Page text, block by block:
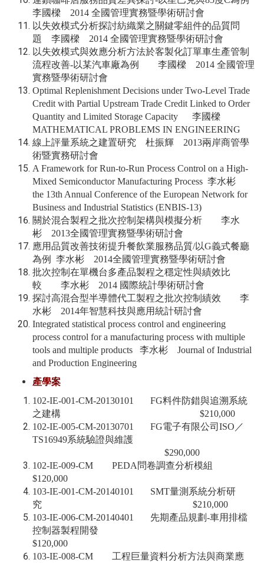
李國樑 2014 全國管理實務暨學術研討會
以失效模式分析探討紡織業之關鍵零組件的品質問
題 李國樑 2014 全國管理實務暨學術研討會
以失效模式與效應分析方法於客製化訂單車生產管制
流程改善-以某汽車廠為例 李國樑 2014 全國管理
實務暨學術研討會
Optimal Replenishment Decisions under Two-Level Trade
Credit with Partial Upstream Trade Credit Linked to Order
Quantity and Limited Storage Capacity 李國樑
MATHEMATICAL PROBLEMS IN ENGINEERING
線上評量系統之建置研究 杜振輝 2013兩岸商管學
術暨實務研討會
A Framework for Run-to-Run Process Control on a High-
Mixed Semiconductor Manufacturing Process 李水彬
the 13th Annual Conference of the European Network for
Business and Industrial Statistics (ENBIS-13)
關於混合製程之批次控制架構與模擬分析 李水
彬 2013全國管理實務暨學術研討會
應用品質改善技術提升餐飲業服務品質/以G義式餐廳
為例 李水彬 2014全國管理實務暨學術研討會
批次控制在單機台多產品製程之穩定性與績效比
較 李水彬 2014 國際統計學術研討會
探討高混合型半導體代工製程之批次控制績效 李
水彬 2014年智慧科技與應用統計研討會
Integrated statistical process control and engineering
process control for a manufacturing process with multiple
tools and multiple products 李水彬 Journal of Industrial
and Production Engineering
產學案
102-IE-001-CM-20130101 FG料件防錯與追溯系統
之建構 $210,000
102-IE-005-CM-20130701 FG電子有限公司ISO／
TS16949系統驗證與維護
$290,000
102-IE-009-CM PEDA問卷調查分析模組
$120,000
103-IE-001-CM-20140101 SMT量測系統分析研
究 $210,000
103-IE-006-CM-20140401 先期產品規劃-車用排檔
控制器製程開發
$120,000
103-IE-008-CM 工程巨量資料分析方法與商業應